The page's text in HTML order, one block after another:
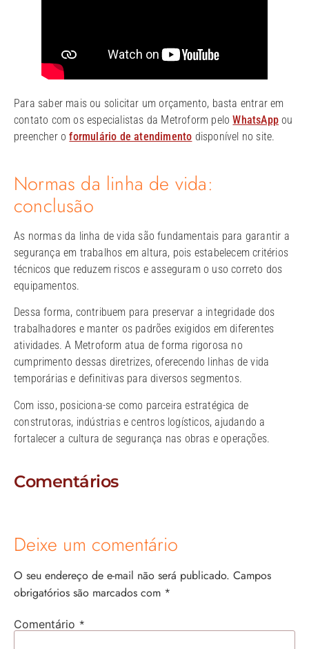
Para saber mais ou solicitar um orçamento, basta entrar em
contato com os especialistas da Metroform peloWhatsApp ou
preencher oformulário de atendimento disponível no site.
Normas da linha de vida:
conclusão
As normas da linha de vida são fundamentais para garantir a
segurança em trabalhos em altura, pois estabelecem critérios
técnicos que reduzem riscos e asseguram o uso correto dos
equipamentos.
Dessa forma, contribuem para preservar a integridade dos
trabalhadores e manter os padrões exigidos em diferentes
atividades. A Metroform atua de forma rigorosa no
cumprimento dessas diretrizes, oferecendo linhas de vida
temporárias e definitivas para diversos segmentos.
Com isso, posiciona-se como parceira estratégica de
construtoras, indústrias e centros logísticos, ajudando a
fortalecer a cultura de segurança nas obras e operações.
Comentários
Deixe um comentário
O seu endereço de e-mail não será publicado. Campos
obrigatórios são marcados com *
Comentário *